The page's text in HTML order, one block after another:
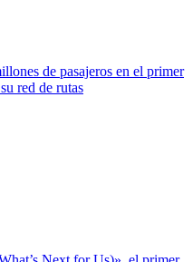
de pasajeros en el primer
red de rutas